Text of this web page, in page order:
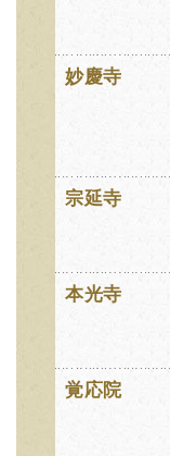
妙慶寺
宗延寺
本光寺
覚応院